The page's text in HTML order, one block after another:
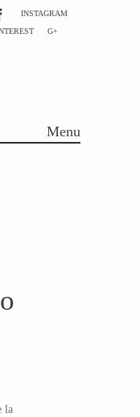
INSTAGRAM
G+
Menu
la